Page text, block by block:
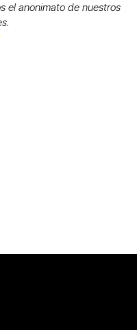
el anonimato de nuestros